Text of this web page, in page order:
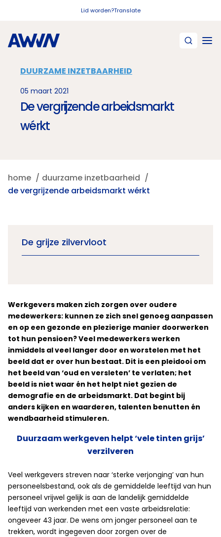
Lid worden?Translate
DUURZAME INZETBAARHEID
05 maart 2021
De vergrijzende arbeidsmarkt
wérkt
home
duurzame inzetbaarheid
de vergrijzende arbeidsmarkt wérkt
De grijze zilvervloot
Werkgevers maken zich zorgen over oudere
medewerkers: kunnen ze zich snel genoeg aanpassen
en op een gezonde en plezierige manier doorwerken
tot hun pensioen? Veel medewerkers werken
inmiddels al veel langer door en worstelen met het
beeld dat er over hun bestaat. Dit is een pleidooi om
het beeld van ‘oud en versleten’ te verlaten; het
beeld is niet waar én het helpt niet gezien de
demografie en de arbeidsmarkt. Dat begint bij
anders kijken en waarderen, talenten benutten én
wendbaarheid stimuleren.
Duurzaam werkgeven helpt ‘vele tinten grijs’
verzilveren
Veel werkgevers streven naar ‘sterke verjonging’ van hun
personeelsbestand, ook als de gemiddelde leeftijd van hun
personeel vrijwel gelijk is aan de landelijk gemiddelde
leeftijd van werkenden met een vaste arbeidsrelatie:
ongeveer 43 jaar. De wens om jonger personeel aan te
trekken, wordt ingegeven door zorgen over de